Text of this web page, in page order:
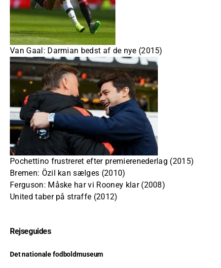
Van Gaal: Darmian bedst af de nye (2015)
Pochettino frustreret efter premierenederlag (2015)
Bremen: Özil kan sælges (2010)
Ferguson: Måske har vi Rooney klar (2008)
United taber på straffe (2012)
Rejseguides
Det nationale fodboldmuseum